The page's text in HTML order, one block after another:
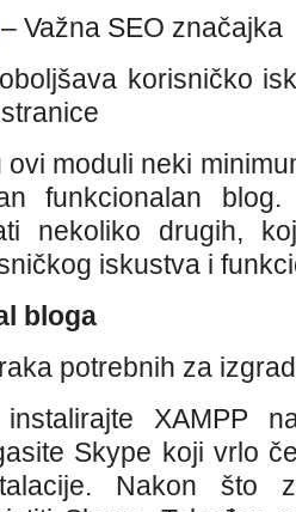
Važna SEO značajka
korisničko
moduli neki
funkcionalan blog.
nekoliko drugih,
iskustva i
bloga
potrebnih za
XAMPP
Skype koji vrlo
Nakon što